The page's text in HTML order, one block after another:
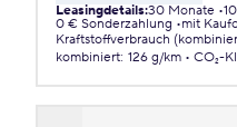
Leasingdetails:30 Monate
0 € Sonderzahlung
mit
Kraftstoffverbrauch
kombiniert: 126 g/km CO₂-